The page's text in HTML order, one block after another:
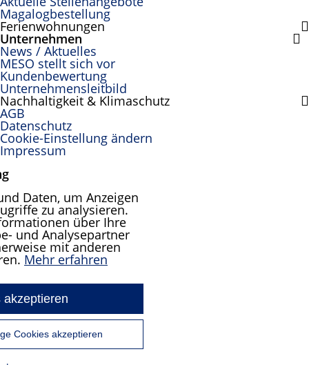
Magalogbestellung
Ferienwohnungen
Unternehmen
News / Aktuelles
MESO stellt sich vor
Kundenbewertung
Unternehmensleitbild
Nachhaltigkeit & Klimaschutz
AGB
Datenschutz
Cookie-Einstellung ändern
Impressum
Daten, um Anzeigen
zu analysieren.
über Ihre
und Analysepartner
mit anderen
Mehr erfahren
akzeptieren
Cookies akzeptieren